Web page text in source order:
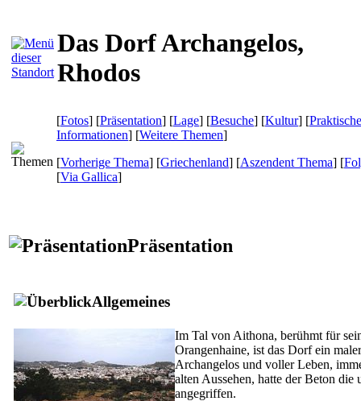
Das Dorf Archangelos,
Rhodos
[Fotos] [Präsentation] [Lage] [Besuche] [Kultur] [Praktische
Informationen] [Weitere Themen]
[Vorherige Thema] [Griechenland] [Aszendent Thema] [
[Via Gallica]
Präsentation
Allgemeines
Im Tal von Aithona, berühmt für
Orangenhaine, ist das Dorf ein
Archangelos und voller Leben,
alten Aussehen, hatte der Beton die
angegriffen.